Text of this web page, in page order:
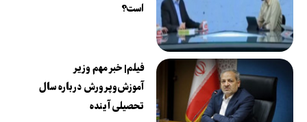
است؟
فیلم| خبر مهم وزیر
آموزش‌وپرورش درباره سال
تحصیلی آینده